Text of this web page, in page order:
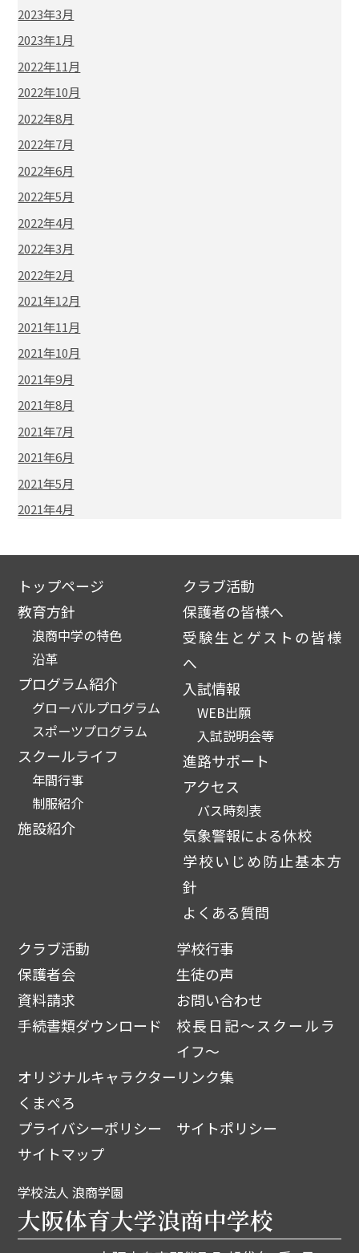
2023年3月
2023年1月
2022年11月
2022年10月
2022年8月
2022年7月
2022年6月
2022年5月
2022年4月
2022年3月
2022年2月
2021年12月
2021年11月
2021年10月
2021年9月
2021年8月
2021年7月
2021年6月
2021年5月
2021年4月
トップページ
教育方針
浪商中学の特色
沿革
プログラム紹介
グローバルプログラム
スポーツプログラム
スクールライフ
年間行事
制服紹介
施設紹介
クラブ活動
保護者の皆様へ
受験生とゲストの皆様
へ
入試情報
WEB出願
入試説明会等
進路サポート
アクセス
バス時刻表
気象警報による休校
学校いじめ防止基本方
針
よくある質問
クラブ活動
学校行事
保護者会
生徒の声
資料請求
お問い合わせ
手続書類ダウンロード
校長日記～スクールラ
イフ～
オリジナルキャラクター
くまぺろ
リンク集
プライバシーポリシー
サイトポリシー
サイトマップ
学校法人 浪商学園
大阪体育大学浪商中学校